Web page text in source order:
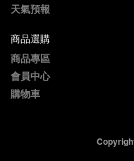
天氣預報
商品選購
商品專區
會員中心
購物車